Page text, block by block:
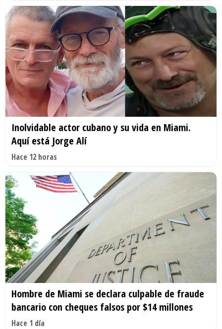
Inolvidable actor cubano y su vida en Miami.
Aquí está Jorge Alí
Hace 12 horas
Hombre de Miami se declara culpable de fraude
bancario con cheques falsos por $14 millones
Hace 1 día